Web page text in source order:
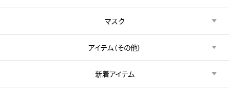
マスク
アイテム（その他）
新着アイテム